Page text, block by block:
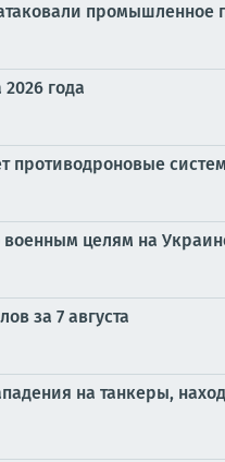
года
противодроновые
целям на
за 7 августа
на танкеры,